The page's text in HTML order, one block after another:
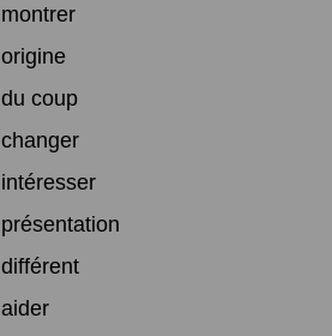
montrer
origine
du coup
changer
intéresser
présentation
différent
aider